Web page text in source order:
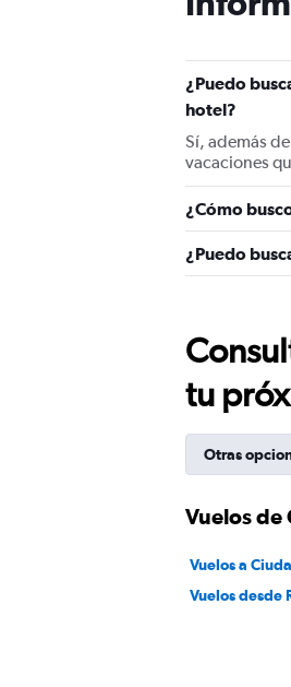
¿Puedo
hotel?
Sí, además
vacaciones
¿Cómo
¿Puedo
tu
Otras
Vuelos de
Vuelos a
Vuelos desde